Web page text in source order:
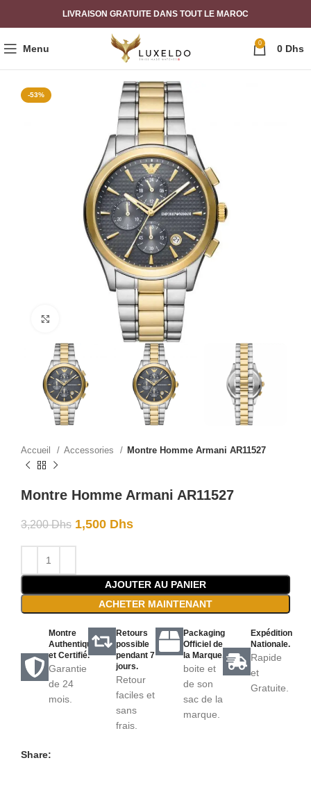
LIVRAISON GRATUITE DANS TOUT LE MAROC
Menu 0 0 Dhs
-53%
Click to enlarge
Accueil Accessories Montre Homme Armani AR11527
Montre Homme Armani AR11527
3,200Dhs 1,500 Dhs
AJOUTER AU PANIER
ACHETER MAINTENANT
Montre
Authentique
et Certifié.
Garantie
de 24
mois.
Retours
possible
pendant 7
jours.
Retour
faciles et
sans
frais.
Packaging
Officiel de
la Marque.
boite et
de son
sac de la
marque.
Expédition
Nationale.
Rapide
et
Gratuite.
Share: